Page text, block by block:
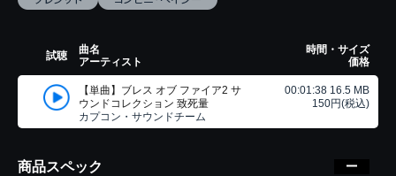
試聴
曲名
アーティスト
時間・サイズ
価格
【単曲】ブレス オブ ファイア2 サ
ウンドコレクション 致死量
カプコン・サウンドチーム
00:01:38 16.5 MB
150円(税込)
商品スペック